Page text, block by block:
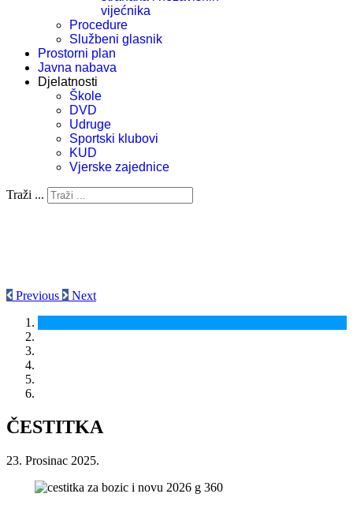
vijećnika
Procedure
Službeni glasnik
Prostorni plan
Javna nabava
Djelatnosti
Škole
DVD
Udruge
Sportski klubovi
KUD
Vjerske zajednice
Traži ...
Previous Next
ČESTITKA
23. Prosinac 2025.